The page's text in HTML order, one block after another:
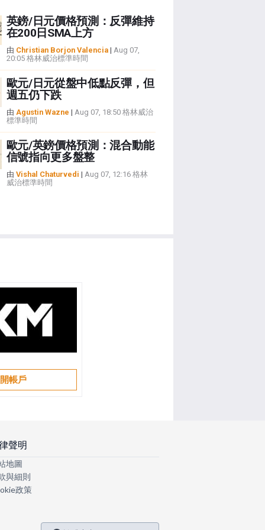
英鎊/日元價格預測：反彈維持
在200日SMA上方
由 Christian Borjon Valencia| Aug 07,
20:05 格林威治標準時間
歐元/日元從盤中低點反彈，但
週五仍下跌
由 Agustin Wazne | Aug 07, 18:50 格林威治
標準時間
歐元/英鎊價格預測：混合動能
信號指向更多盤整
由 Vishal Chaturvedi | Aug 07, 12:16 格林
威治標準時間
開帳戶
聲明
地圖
與細則
政策